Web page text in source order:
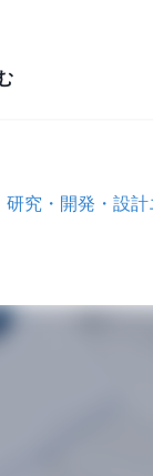
究・開発・設計